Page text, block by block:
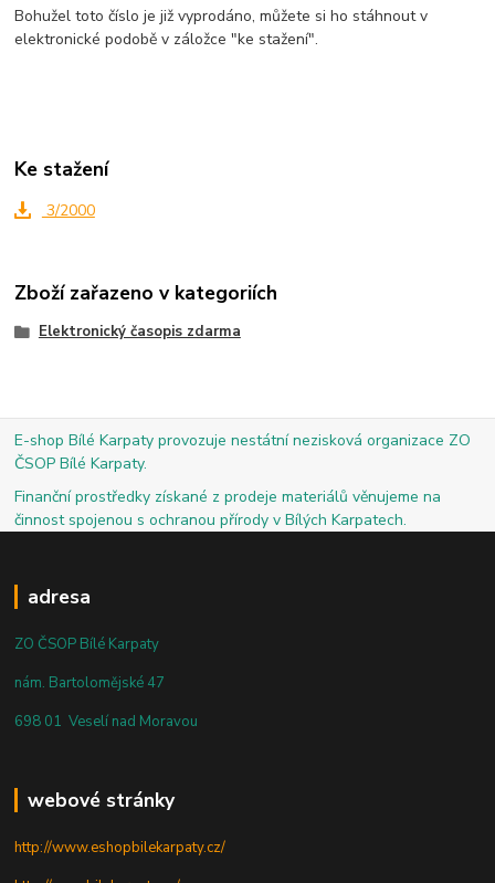
Bohužel toto číslo je již vyprodáno, můžete si ho stáhnout v
elektronické podobě v záložce "ke stažení".
Ke stažení
3/2000
Zboží zařazeno v kategoriích
Elektronický časopis zdarma
E-shop Bílé Karpaty provozuje nestátní nezisková organizace ZO
ČSOP Bílé Karpaty.
Finanční prostředky získané z prodeje materiálů věnujeme na
činnost spojenou s ochranou přírody v Bílých Karpatech.
adresa
ZO ČSOP Bílé Karpaty
nám. Bartolomějské 47
698 01 Veselí nad Moravou
webové stránky
http://www.eshopbilekarpaty.cz/